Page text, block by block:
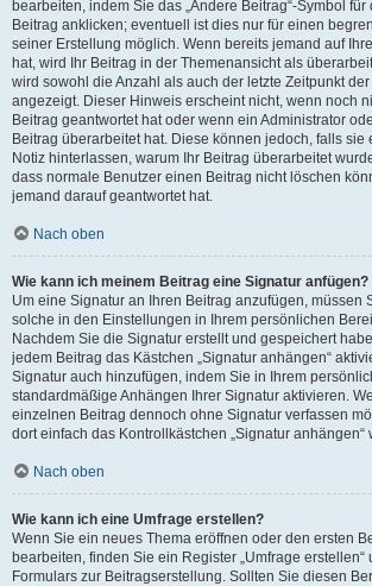
bearbeiten, indem Sie das „Ändere Beitrag“-Symbol
Beitrag anklicken; eventuell ist dies nur für einen
seiner Erstellung möglich. Wenn bereits jemand auf
hat, wird Ihr Beitrag in der Themenansicht als
wird sowohl die Anzahl als auch der letzte Zeitpunkt
angezeigt. Dieser Hinweis erscheint nicht, wenn noch
Beitrag geantwortet hat oder wenn ein Administrator
Beitrag überarbeitet hat. Diese können jedoch, falls sie
Notiz hinterlassen, warum Ihr Beitrag überarbeitet
dass normale Benutzer einen Beitrag nicht löschen
jemand darauf geantwortet hat.
Nach oben
Wie kann ich meinem Beitrag eine Signatur anfügen?
Um eine Signatur an Ihren Beitrag anzufügen, müssen
solche in den Einstellungen in Ihrem persönlichen
Nachdem Sie die Signatur erstellt und gespeichert
jedem Beitrag das Kästchen „Signatur anhängen“
Signatur auch hinzufügen, indem Sie in Ihrem
standardmäßige Anhängen Ihrer Signatur aktivieren.
einzelnen Beitrag dennoch ohne Signatur verfassen
dort einfach das Kontrollkästchen „Signatur
Nach oben
Wie kann ich eine Umfrage erstellen?
Wenn Sie ein neues Thema eröffnen oder den ersten
bearbeiten, finden Sie ein Register „Umfrage erstellen“
Formulars zur Beitragserstellung. Sollten Sie diesen